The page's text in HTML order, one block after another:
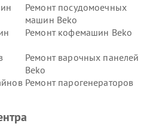
Ремонт посудомоечных
машин Beko
Ремонт кофемашин Beko
Ремонт варочных панелей
Beko
Ремонт парогенераторов
Ремонт морозильных камер